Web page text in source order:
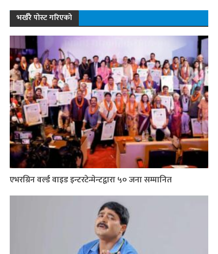
भर्खरै पोस्ट गरिएको
एभरग्रिन वर्ल्ड वाइड इन्टरटेन्मेन्टद्वारा ५० जना सम्मानित